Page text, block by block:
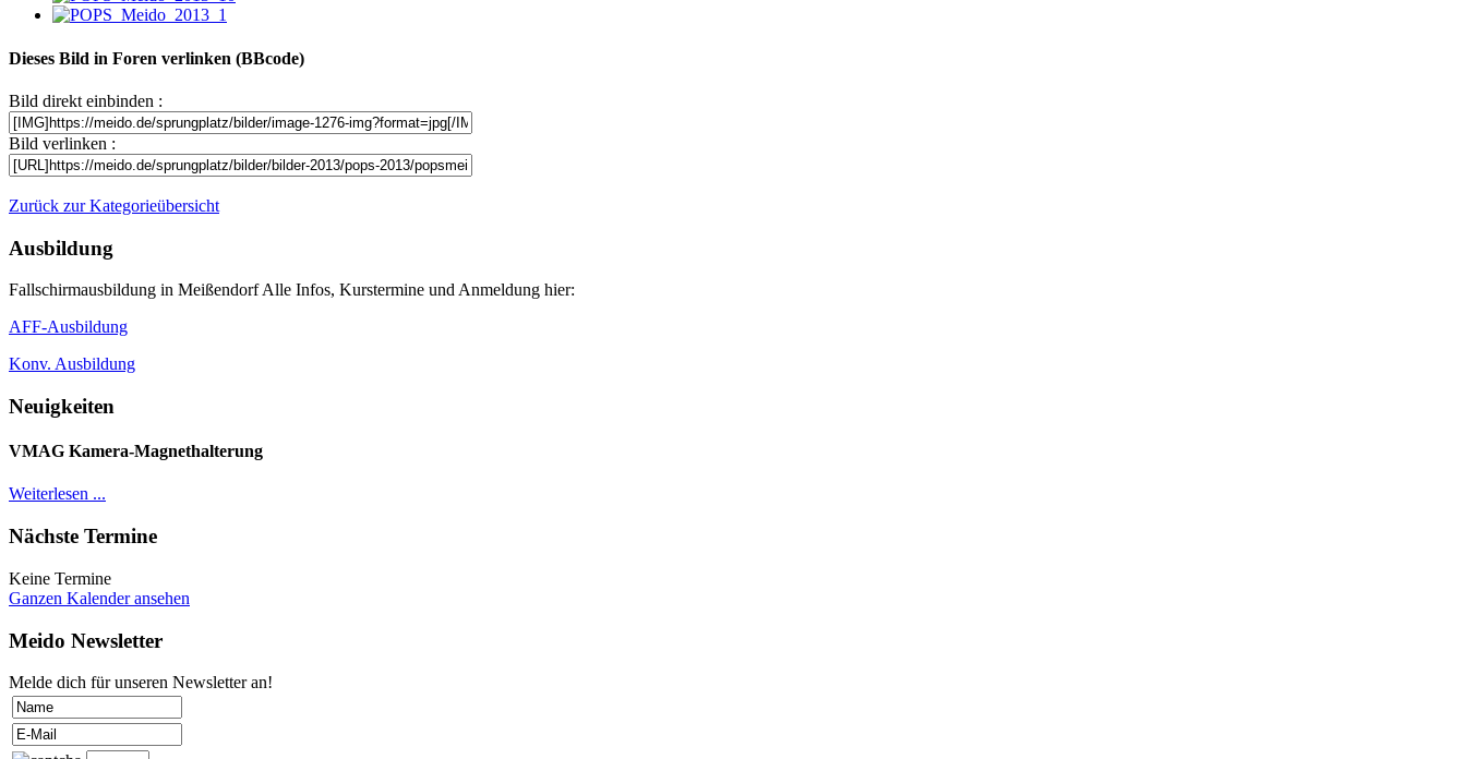
Dieses Bild in Foren verlinken (BBcode)
Bild direkt einbinden :
Bild verlinken :
Zurück zur Kategorieübersicht
Ausbildung
Fallschirmausbildung in Meißendorf Alle Infos, Kurstermine und Anmeldung hier:
AFF-Ausbildung
Konv. Ausbildung
Neuigkeiten
VMAG Kamera-Magnethalterung
Weiterlesen ...
Nächste Termine
Keine Termine
Ganzen Kalender ansehen
Meido Newsletter
Melde dich für unseren Newsletter an!